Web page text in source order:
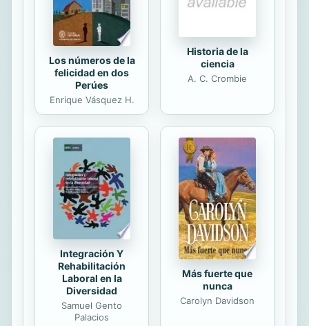
el antiguo sirviente y confidente de
su abuela, quien...
Los números de la
felicidad en dos
Perúes
Enrique Vásquez H.
Historia de la
ciencia
A. C. Crombie
Integración Y
Rehabilitación
Laboral en la
Diversidad
Samuel Gento
Palacios
Más fuerte que
nunca
Carolyn Davidson